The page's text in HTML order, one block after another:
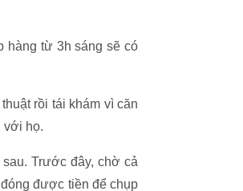
hàng từ 3h sáng sẽ có
rồi tái khám vì căn
với họ.
Trước đây, chờ cả
được tiền để chụp